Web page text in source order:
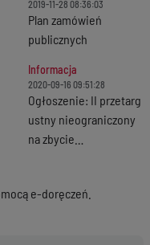
pow. 0,1900 ha
2019-11-28 08:36:03
Plan zamówień
publicznych
Informacja
2020-09-16 09:51:28
Ogłoszenie: II przetarg
ustny nieograniczony
na zbycie
gruntowych
e-doręczeń.